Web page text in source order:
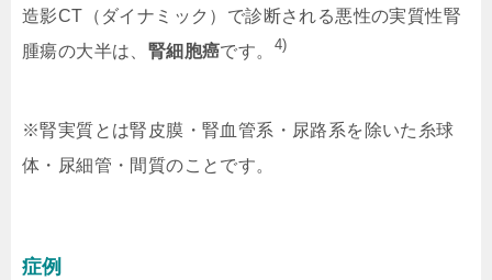
造影CT（ダイナミック）で診断される悪性の実質性腎
腫瘍の大半は、 腎細胞癌です。 4)
※腎実質とは腎皮膜・腎血管系・尿路系を除いた糸球
体・尿細管・間質のことです。
症例